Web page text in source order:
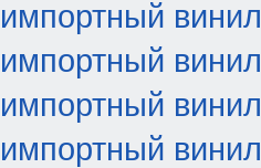
винил
винил
винил
винил